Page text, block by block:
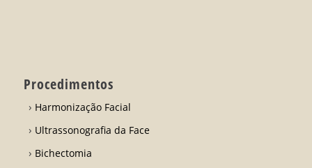
Procedimentos
Harmonização Facial
Ultrassonografia da Face
Bichectomia